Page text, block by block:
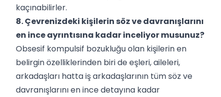
kaçınabilirler.
8. Çevrenizdeki kişilerin söz ve davranışlarını
en ince ayrıntısına kadar inceliyor musunuz?
Obsesif kompulsif bozukluğu olan kişilerin en
belirgin özelliklerinden biri de eşleri, aileleri,
arkadaşları hatta iş arkadaşlarının tüm söz ve
davranışlarını en ince detayına kadar